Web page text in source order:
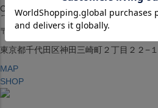
営業：土・日・祝日のみ 12:00-18:00
〒101-0061
東京都千代田区神田三崎町２丁目２２−
MAP
SHOP
Copyright © SELECTION All rights